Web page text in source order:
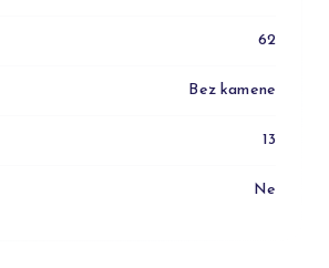
62
Bez kamene
13
Ne